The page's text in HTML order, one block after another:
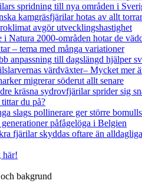
spridning till nya områden i
kamgräsfjärilar hotas av allt
avgör utvecklingshastighet
i Natura 2000-områden hotar de
– tema med många variationer
anpassning till dagslängd hjälper
värdväxter– Mycket mer
migrerar söderut allt senare
kräsna sydrovfjärilar sprider sig
du på?
slags pollinerare ger större
påfågelöga i Belgien
fjärilar skyddas oftare än alldagliga
här!
bakgrund